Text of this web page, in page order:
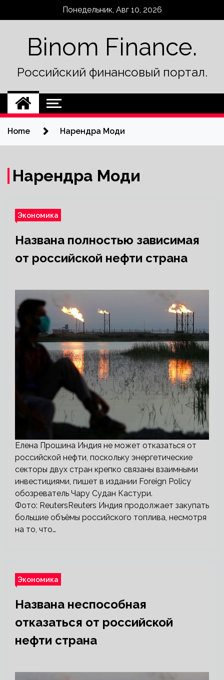
Понедельник, Авг 10, 2026
Binom Finance.
Российский финансовый портал.
Home Нарендра Моди
Нарендра Моди
Экономика
Названа полностью зависимая
от российской нефти страна
Елена Прошина Индия не может отказаться от
российской нефти, поскольку энергетические
секторы двух стран крепко связаны взаимными
инвестициями, пишет в издании Foreign Policy
обозреватель Чару Судан Кастури.
Фото: ReutersReuters Индия продолжает закупать
большие объёмы российского топлива, несмотря
на то, что…
Экономика
Названа неспособная
отказаться от российской
нефти страна